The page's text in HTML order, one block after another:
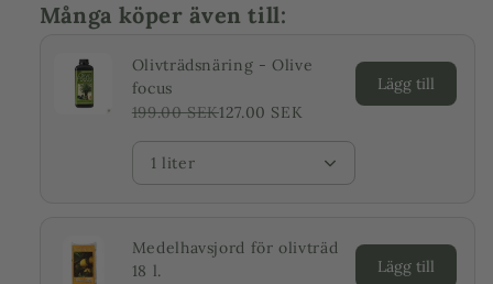
Många köper även till:
Olivträdsnäring - Olive
focus
199.00 SEK127.00 SEK
1 liter
Lägg till
Medelhavsjord för olivträd
18 l.
Lägg till